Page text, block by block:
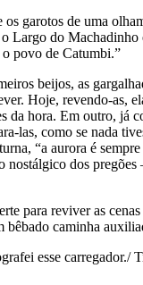
garotos de uma
Largo do
povo de Catumbi.”
beijos, as
Hoje, revendo-as,
da hora. Em outro, já
las, como se nada
“a aurora é
nostálgico dos
para reviver as cenas
bêbado caminha
esse carregador./